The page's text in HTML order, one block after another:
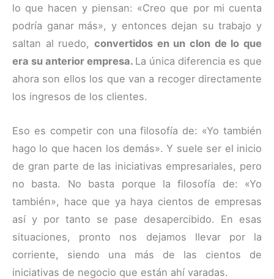
lo que hacen y piensan: «Creo que por mi cuenta
podría ganar más», y entonces dejan su trabajo y
saltan al ruedo, convertidos en un clon de lo que
era su anterior empresa. La única diferencia es que
ahora son ellos los que van a recoger directamente
los ingresos de los clientes.
Eso es competir con una filosofía de: «Yo también
hago lo que hacen los demás». Y suele ser el inicio
de gran parte de las iniciativas empresariales, pero
no basta. No basta porque la filosofía de: «Yo
también», hace que ya haya cientos de empresas
así y por tanto se pase desapercibido. En esas
situaciones, pronto nos dejamos llevar por la
corriente, siendo una más de las cientos de
iniciativas de negocio que están ahí varadas.